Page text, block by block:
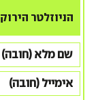
הניוזלטר הירוק